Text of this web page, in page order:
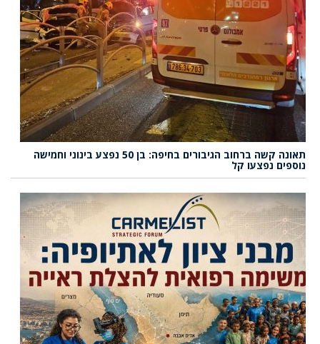
תאונה קשה ברחוב הגיבורים בחיפה: בן 50 נפצע בינוני וחמישה
נוספים נפצעו קל